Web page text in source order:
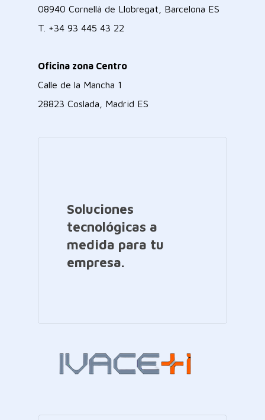
08940 Cornellà de Llobregat, Barcelona ES
T. +34 93 445 43 22
Oficina zona Centro
Calle de la Mancha 1
28823 Coslada, Madrid ES
Soluciones
tecnológicas a
medida para tu
empresa.